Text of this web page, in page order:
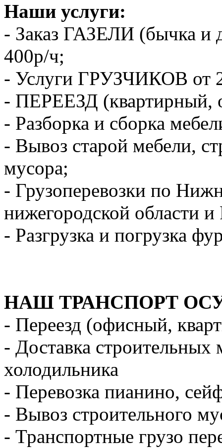
Наши услуги:
- Заказ ГАЗЕЛИ (бычка и
400р/ч;
- Услуги ГРУЗЧИКОВ от
- ПЕРЕЕЗД (квартирный,
- Разборка и сборка
- Вывоз старой мебели,
мусора;
- Грузоперевозки по
нижегородской области и
- Разгрузка и погрузка
НАШ ТРАНСПОРТ
- Переезд (офисный,
- Доставка
холодильника
- Перевозка пианино,
- Вывоз строительного
- Транспортные грузо